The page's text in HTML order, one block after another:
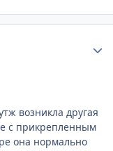
возникла другая
с прикрепленным
она нормально